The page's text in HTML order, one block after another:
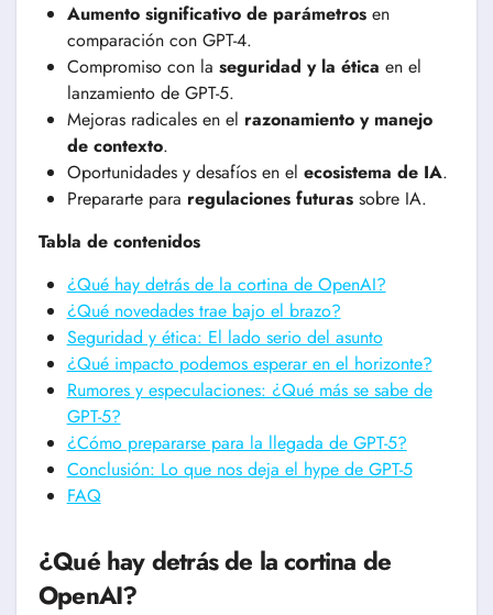
Aumento significativo de parámetrosen
comparación con GPT-4.
Compromiso con la seguridad y la ética en el
lanzamiento de GPT-5.
Mejoras radicales en el razonamiento y manejo
de contexto.
Oportunidades y desafíos en el ecosistema de IA.
Prepararte para regulaciones futurassobre IA.
Tabla de contenidos
¿Qué hay detrás de la cortina de OpenAI?
¿Qué novedades trae bajo el brazo?
Seguridad y ética: El lado serio del asunto
¿Qué impacto podemos esperar en el horizonte?
Rumores y especulaciones: ¿Qué más se sabe de
GPT-5?
¿Cómo prepararse para la llegada de GPT-5?
Conclusión: Lo que nos deja el hype de GPT-5
FAQ
¿Qué hay detrás de la cortina de
OpenAI?